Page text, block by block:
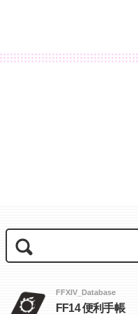
FFXIV_Database
FF14 便利手帳